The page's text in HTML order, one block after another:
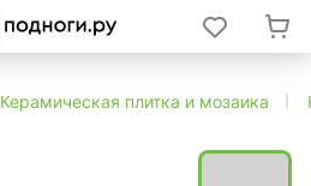
Керамическая плитка и мозаика